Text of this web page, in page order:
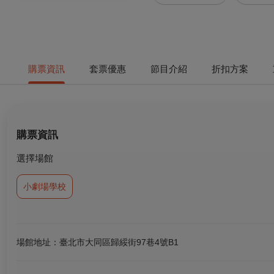
購票資訊 套票優惠 節目介紹 折扣方案
購票資訊
選擇場館
小劇場學校
場館地址：臺北市大同區歸綏街97巷4號B1